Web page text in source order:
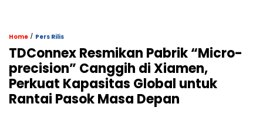
Home / Pers Rilis
TDConnex Resmikan Pabrik “Micro-
precision” Canggih di Xiamen,
Perkuat Kapasitas Global untuk
Rantai Pasok Masa Depan